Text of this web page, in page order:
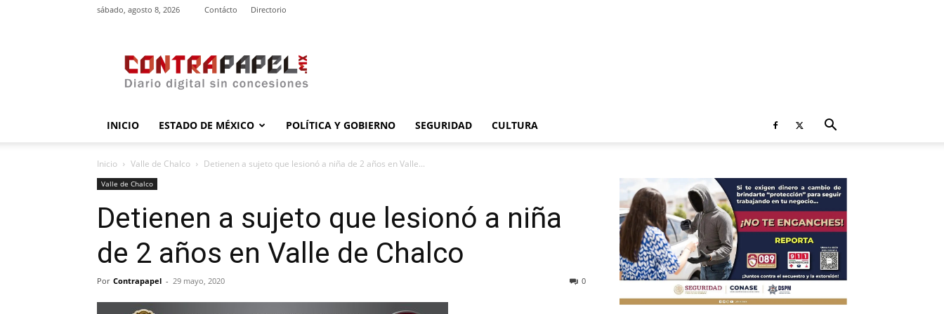
sábado, agosto 8, 2026 Contácto Directorio
INICIO ESTADO DE MÉXICO POLÍTICA Y GOBIERNO SEGURIDAD CULTURA
Inicio Valle de Chalco Detienen a sujeto que lesionó a niña de 2 años en Valle...
Valle de Chalco
Detienen a sujeto que lesionó a niña
de 2 años en Valle de Chalco
Por Contrapapel - 29 mayo, 2020 0